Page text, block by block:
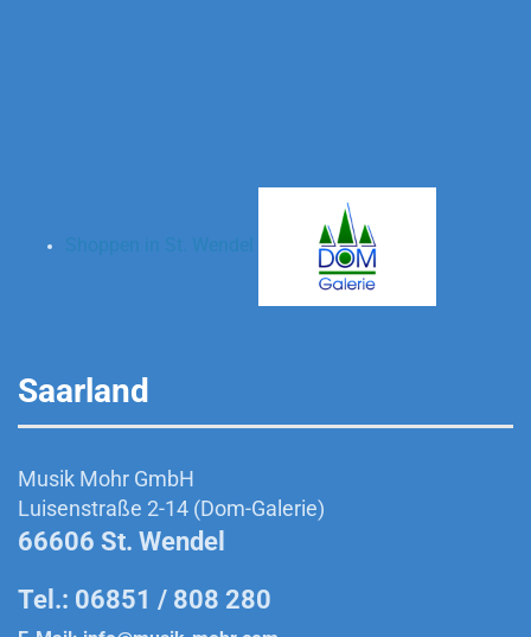
Saarland
Musik Mohr GmbH
Luisenstraße 2-14 (Dom-Galerie)
66606 St. Wendel
Tel.: 06851 / 808 280